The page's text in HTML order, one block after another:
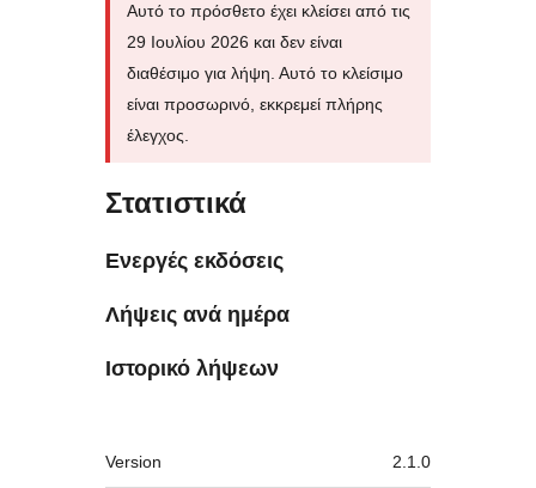
Αυτό το πρόσθετο έχει κλείσει από τις
29 Ιουλίου 2026 και δεν είναι
διαθέσιμο για λήψη. Αυτό το κλείσιμο
είναι προσωρινό, εκκρεμεί πλήρης
έλεγχος.
Στατιστικά
Ενεργές εκδόσεις
Λήψεις ανά ημέρα
Ιστορικό λήψεων
Μεταστοιχεία
Version 2.1.0